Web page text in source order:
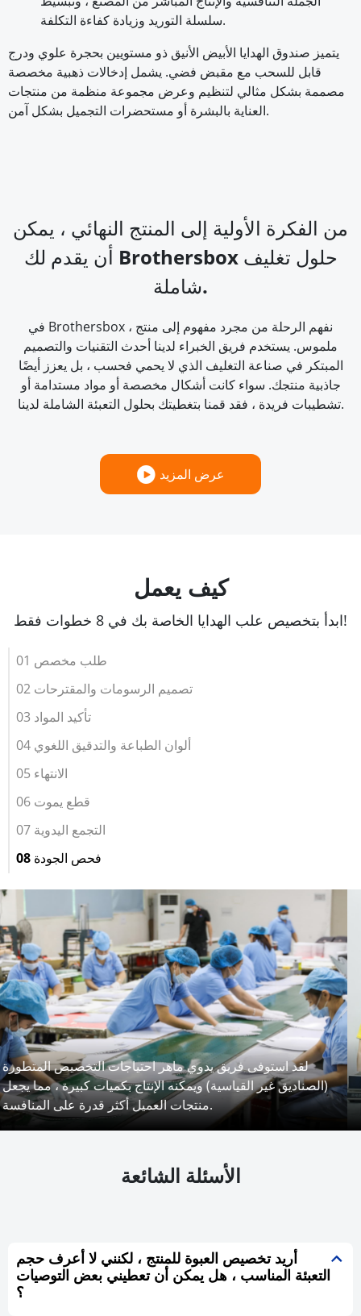
سلسلة التوريد وزيادة كفاءة التكلفة.
يتميز صندوق الهدايا الأبيض الأنيق ذو مستويين بحجرة علوي ودرج
قابل للسحب مع مقبض فضي. يشمل إدخالات ذهبية مخصصة
مصممة بشكل مثالي لتنظيم وعرض مجموعة منظمة من منتجات
العناية بالبشرة أو مستحضرات التجميل بشكل آمن.
من الفكرة الأولية إلى المنتج النهائي ، يمكن
أن يقدم لك Brothersbox حلول تغليف
شاملة.
في Brothersbox ، نفهم الرحلة من مجرد مفهوم إلى منتج
ملموس. يستخدم فريق الخبراء لدينا أحدث التقنيات والتصميم
المبتكر في صناعة التغليف الذي لا يحمي فحسب ، بل يعزز أيضًا
جاذبية منتجك. سواء كانت أشكال مخصصة أو مواد مستدامة أو
تشطيبات فريدة ، فقد قمنا بتغطيتك بحلول التعبئة الشاملة لدينا.
عرض المزيد
كيف يعمل
ابدأ بتخصيص علب الهدايا الخاصة بك في 8 خطوات فقط!
01 طلب مخصص
02 تصميم الرسومات والمقترحات
03 تأكيد المواد
04 ألوان الطباعة والتدقيق اللغوي
05 الانتهاء
06 قطع يموت
07 التجمع اليدوية
08 فحص الجودة
يتم إجراء اختبارات الجودة المستمرة أثناء عملية الإنتاج ، وتخضع
جميع المنتجات النهائية لفحص نهائي دقيق للتأكد من أنها تفي
بالمعايير المطلوبة.
الأسئلة الشائعة
أريد تخصيص العبوة للمنتج ، لكنني لا أعرف حجم
التعبئة المناسب ، هل يمكن أن تعطيني بعض التوصيات
؟